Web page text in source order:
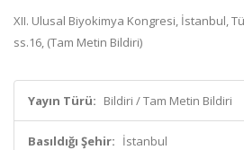
XII. Ulusal Biyokimya Kongresi, İstanbul,
ss.16, (Tam Metin Bildiri)
Yayın Türü: Bildiri / Tam Metin Bildiri
Basıldığı Şehir: İstanbul